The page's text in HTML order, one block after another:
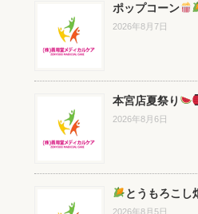
ポップコーン
2026年8月7日
本宮店夏祭り
2026年8月6日
とうもろこし
2026年8月5日